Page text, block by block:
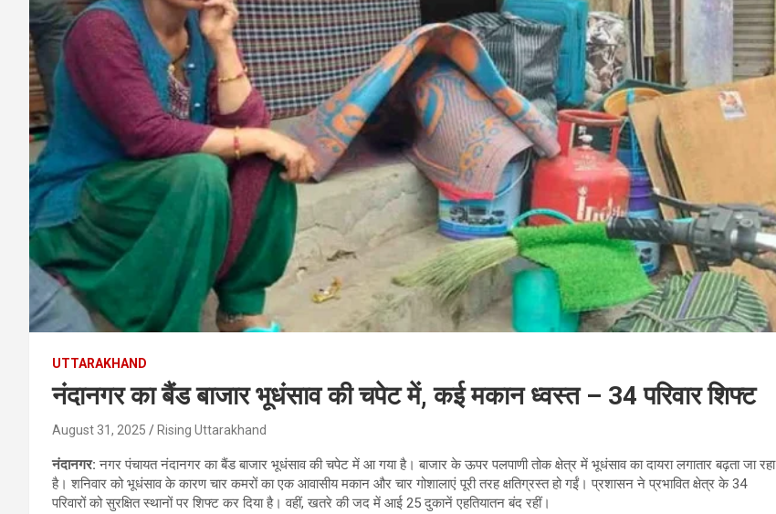
UTTARAKHAND
नंदानगर का बैंड बाजार भूधंसाव की चपेट में, कई मकान ध्वस्त – 34 परिवार शिफ्ट
August 31, 2025 Rising Uttarakhand
नंदानगर: नगर पंचायत नंदानगर का बैंड बाजार भूधंसाव की चपेट में आ गया है। बाजार के ऊपर पलपाणी तोक क्षेत्र में भूधंसाव का दायरा लगातार बढ़ता जा रहा
है। शनिवार को भूधंसाव के कारण चार कमरों का एक आवासीय मकान और चार गोशालाएं पूरी तरह क्षतिग्रस्त हो गईं। प्रशासन ने प्रभावित क्षेत्र के 34
परिवारों को सुरक्षित स्थानों पर शिफ्ट कर दिया है। वहीं, खतरे की जद में आई 25 दुकानें एहतियातन बंद रहीं।